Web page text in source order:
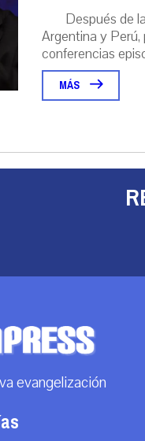
Después de
Argentina y
conferencias
MÁS
evangelización